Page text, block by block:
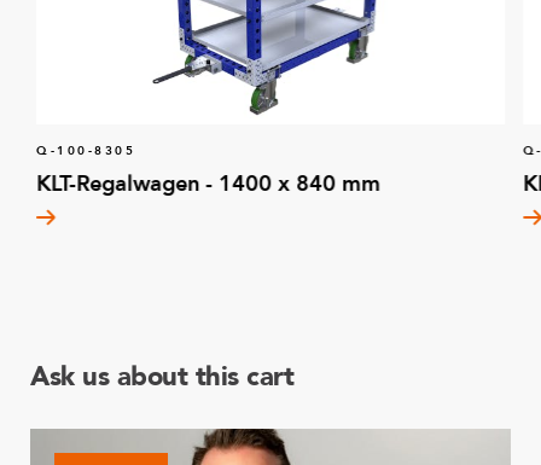
Q-100-8305
KLT-Regalwagen - 1400 x 840 mm
Ask us about this cart